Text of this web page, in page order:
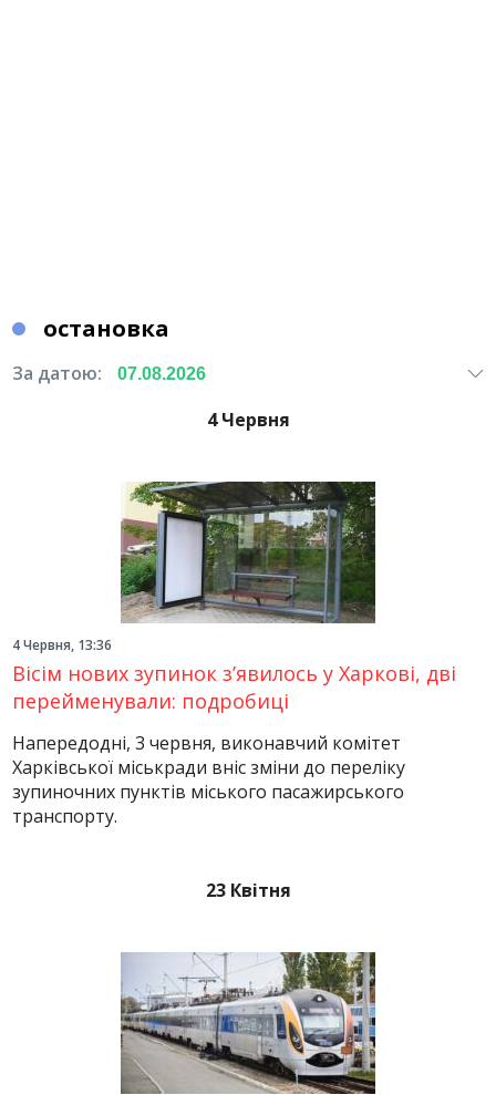
остановка
За датою:
4 Червня
4 Червня, 13:36
Вісім нових зупинок з’явилось у Харкові, дві
перейменували: подробиці
Напередодні, 3 червня, виконавчий комітет
Харківської міськради вніс зміни до переліку
зупиночних пунктів міського пасажирського
транспорту.
23 Квітня